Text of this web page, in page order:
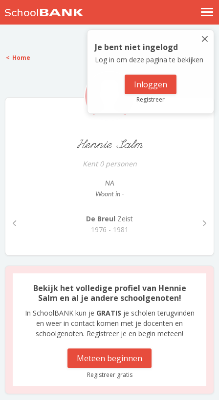
Nostalgische verhalen
Log in
Meld je gratis aan
×
Je bent niet ingelogd
Log in om deze pagina te bekijken
Inloggen
Registreer
Home
Hennie Salm
Kent 0 personen
NA
Woont in -
De Breul Zeist
1976 - 1981
Bekijk het volledige profiel van Hennie
Salm en al je andere schoolgenoten!
In SchoolBANK kun je GRATIS je scholen terugvinden
en weer in contact komen met je docenten en
schoolgenoten. Registreer je en begin meteen!
Meteen beginnen
Registreer gratis